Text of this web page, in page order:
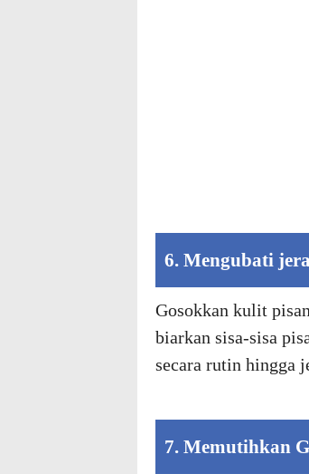
6. Mengubati
Gosokkan kulit
biarkan sisa-sisa
secara rutin hingga
7. Memutihkan